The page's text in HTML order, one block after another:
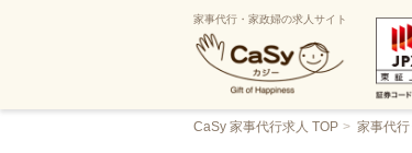
家事代行・家政婦の求人サイト
CaSy 家事代行求人 TOP 家事代